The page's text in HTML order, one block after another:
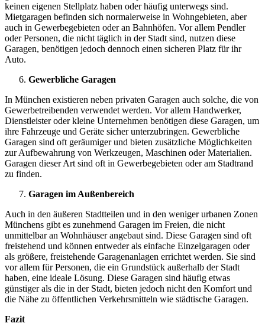
keinen eigenen Stellplatz haben oder häufig unterwegs sind.
Mietgaragen befinden sich normalerweise in Wohngebieten, aber
auch in Gewerbegebieten oder an Bahnhöfen. Vor allem Pendler
oder Personen, die nicht täglich in der Stadt sind, nutzen diese
Garagen, benötigen jedoch dennoch einen sicheren Platz für ihr
Auto.
Gewerbliche Garagen
In München existieren neben privaten Garagen auch solche, die von
Gewerbetreibenden verwendet werden. Vor allem Handwerker,
Dienstleister oder kleine Unternehmen benötigen diese Garagen, um
ihre Fahrzeuge und Geräte sicher unterzubringen. Gewerbliche
Garagen sind oft geräumiger und bieten zusätzliche Möglichkeiten
zur Aufbewahrung von Werkzeugen, Maschinen oder Materialien.
Garagen dieser Art sind oft in Gewerbegebieten oder am Stadtrand
zu finden.
Garagen im Außenbereich
Auch in den äußeren Stadtteilen und in den weniger urbanen Zonen
Münchens gibt es zunehmend Garagen im Freien, die nicht
unmittelbar an Wohnhäuser angebaut sind. Diese Garagen sind oft
freistehend und können entweder als einfache Einzelgaragen oder
als größere, freistehende Garagenanlagen errichtet werden. Sie sind
vor allem für Personen, die ein Grundstück außerhalb der Stadt
haben, eine ideale Lösung. Diese Garagen sind häufig etwas
günstiger als die in der Stadt, bieten jedoch nicht den Komfort und
die Nähe zu öffentlichen Verkehrsmitteln wie städtische Garagen.
Fazit